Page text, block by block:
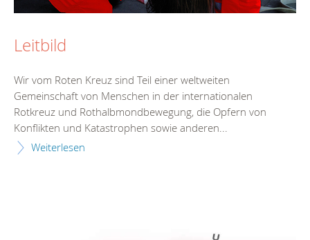
Leitbild
Wir vom Roten Kreuz sind Teil einer weltweiten
Gemeinschaft von Menschen in der internationalen
Rotkreuz und Rothalbmondbewegung, die Opfern von
Konflikten und Katastrophen sowie anderen...
Weiterlesen